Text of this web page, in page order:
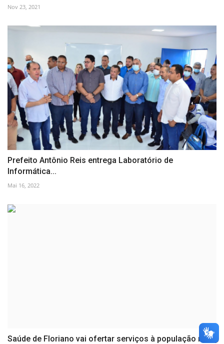
Nov 23, 2021
Prefeito Antônio Reis entrega Laboratório de
Informática...
Mai 16, 2022
Saúde de Floriano vai ofertar serviços à população no